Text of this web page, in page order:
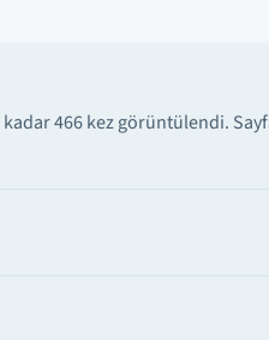
466 kez görüntülendi.